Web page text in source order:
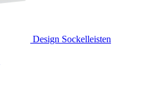
Design Sockelleisten